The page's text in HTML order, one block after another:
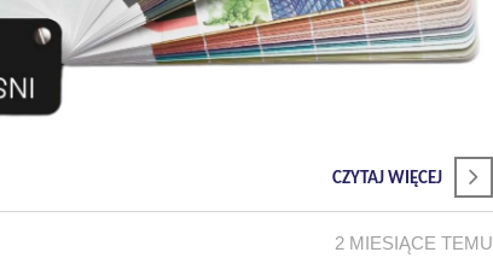
CZYTAJ WIĘCEJ
2 MIESIĄCE TEMU